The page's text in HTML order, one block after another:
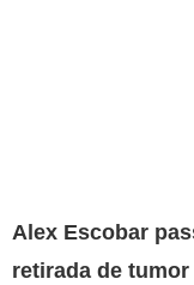
Alex Escobar
retirada de